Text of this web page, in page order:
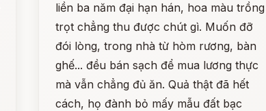
liền ba năm đại hạn hán, hoa màu trồng
trọt chẳng thu được chút gì. Muốn đỡ
đói lòng, trong nhà từ hòm rương, bàn
ghế... đều bán sạch để mua lương thực
mà vẫn chẳng đủ ăn. Quả thật đã hết
cách, họ đành bỏ mấy mẫu đất bạc